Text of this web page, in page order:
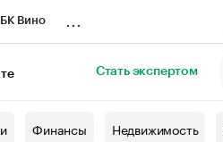
Вино
Стать экспертом
Финансы Недвижимость